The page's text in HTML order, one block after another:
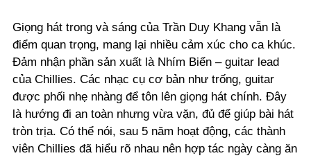
Giọng hát trong và sáng của Trần Duy Khang vẫn là
điểm quan trọng, mang lại nhiều cảm xúc cho ca khúc.
Đảm nhận phần sản xuất là Nhím Biển – guitar lead
của Chillies. Các nhạc cụ cơ bản như trống, guitar
được phối nhẹ nhàng để tôn lên giọng hát chính. Đây
là hướng đi an toàn nhưng vừa vặn, đủ để giúp bài hát
tròn trịa. Có thể nói, sau 5 năm hoạt động, các thành
viên Chillies đã hiểu rõ nhau nên hợp tác ngày càng ăn